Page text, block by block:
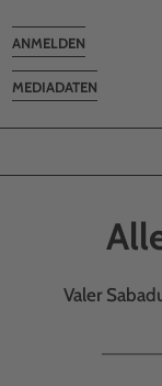
MEDIADATEN
Toggle
navigation
ANMELDEN
Valer